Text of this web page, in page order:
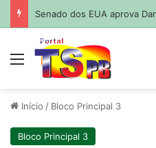
Menu
Início / Bloco Principal 3
Bloco Principal 3